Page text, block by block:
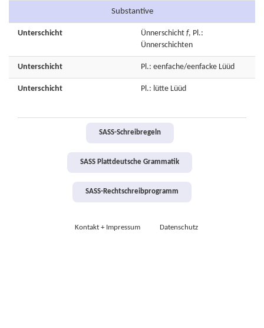
Substantive
Unterschicht Ünnerschicht f, Pl.:
Ünnerschichten
Unterschicht Pl.: eenfache/eenfacke Lüüd
Unterschicht Pl.: lütte Lüüd
SASS-Schreibregeln
SASS Plattdeutsche Grammatik
SASS-Rechtschreibprogramm
Kontakt + Impressum Datenschutz